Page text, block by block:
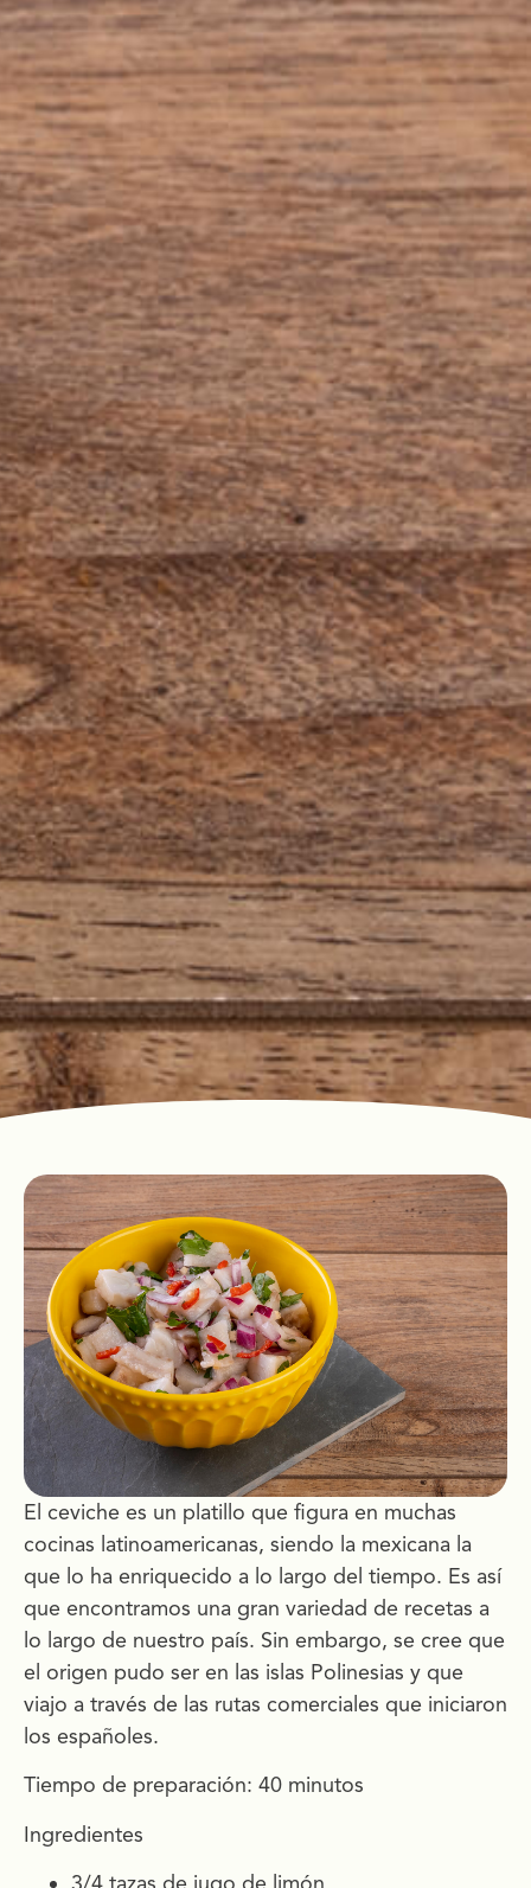
El ceviche es un platillo que figura en muchas
cocinas latinoamericanas, siendo la mexicana la
que lo ha enriquecido a lo largo del tiempo. Es así
que encontramos una gran variedad de recetas a
lo largo de nuestro país. Sin embargo, se cree que
el origen pudo ser en las islas Polinesias y que
viajo a través de las rutas comerciales que iniciaron
los españoles.
Tiempo de preparación: 40 minutos
Ingredientes